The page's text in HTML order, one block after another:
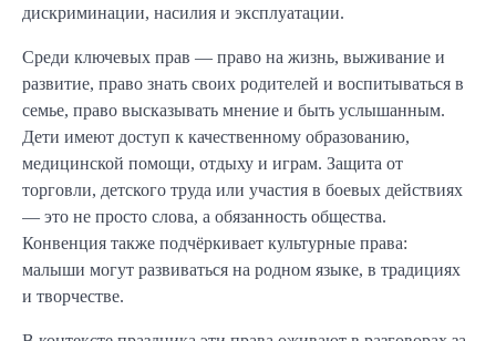
дискриминации, насилия и эксплуатации.
Среди ключевых прав — право на жизнь, выживание и
развитие, право знать своих родителей и воспитываться в
семье, право высказывать мнение и быть услышанным.
Дети имеют доступ к качественному образованию,
медицинской помощи, отдыху и играм. Защита от
торговли, детского труда или участия в боевых действиях
— это не просто слова, а обязанность общества.
Конвенция также подчёркивает культурные права:
малыши могут развиваться на родном языке, в традициях
и творчестве.